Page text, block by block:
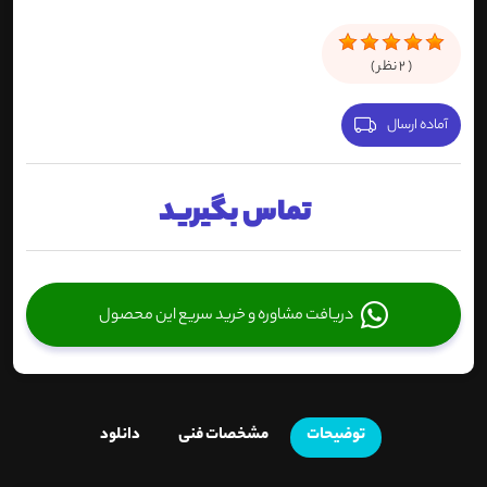
(
2نظر )
آماده ارسال
تماس بگیرید
دریافت مشاوره و خرید سریع این محصول
توضیحات مشخصات فنی دانلود